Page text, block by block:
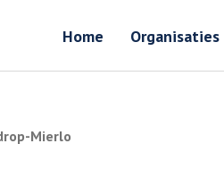
Home Organisaties
Mierlo